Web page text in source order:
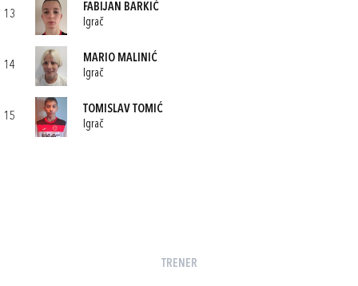
13
FABIJAN BARKIĆ
Igrač
14
MARIO MALINIĆ
Igrač
15
TOMISLAV TOMIĆ
Igrač
TRENER